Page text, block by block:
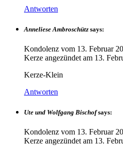
Antworten
Anneliese Ambroschütz says:
Kondolenz vom 13. Februar
Kerze angezündet am 13.
Kerze-Klein
Antworten
Ute und Wolfgang Bischof says:
Kondolenz vom 13. Februar
Kerze angezündet am 13.